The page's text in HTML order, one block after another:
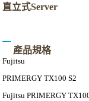
直立式Server
產品規格
Fujitsu
PRIMERGY TX100 S2
Fujitsu PRIMERGY TX